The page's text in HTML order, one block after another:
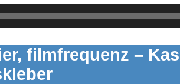
filmfrequenz –